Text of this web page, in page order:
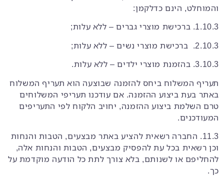
והמוחלט, הינם כדלקמן:
1.10.3. ברכישת מוצרי גברים – ללא עלות;
2.10.3. ברכישת מוצרי נשים – ללא עלות;
3.10.3. בהזמנת מוצרי ילדים – ללא עלות.
תעריף המשלוח ביחס להזמנה שבוצעה הוא תעריף המשלוח
באתר בעת ביצוע ההזמנה. אם עודכנו תעריפי המשלוחים
טרם השלמת ביצוע ההזמנה, יחויב הלקוח לפי התעריפים
המעודכנים.
11.3. החברה רשאית להציע באתר מבצעים, הטבות והנחות
וכן רשאית בכל עת להפסיק מבצעים, הטבות והנחות אלה,
להחליפם או לשנותם, בלא צורך לתת כל הודעה מוקדמת על
כך.